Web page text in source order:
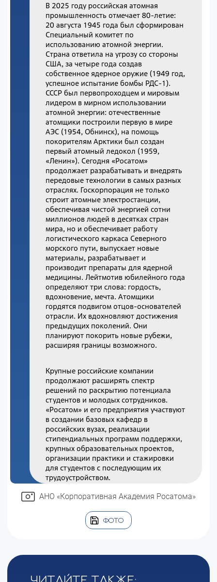
В 2025 году российская атомная
промышленность отмечает 80-летие:
20 августа 1945 года был сформирован
Специальный комитет по
использованию атомной энергии.
Страна ответила на угрозу со стороны
США, за четыре года создав
собственное ядерное оружие (1949 год,
успешное испытание бомбы РДС-1).
СССР был первопроходцем и мировым
лидером в мирном использовании
атомной энергии: отечественные
атомщики построили первую в мире
АЭС (1954, Обнинск), на помощь
покорителям Арктики был создан
первый атомный ледокол (1959,
«Ленин»). Сегодня «Росатом»
продолжает разрабатывать и внедрять
передовые технологии в самых разных
отраслях. Госкорпорация не только
строит атомные электростанции,
обеспечивая чистой энергией сотни
миллионов людей в десятках стран
мира, но и обеспечивает работу
логистического каркаса Северного
морского пути, выпускает новые
материалы, разрабатывает и
производит препараты для ядерной
медицины. Лейтмотив юбилейного года
определяют три слова: гордость,
вдохновение, мечта. Атомщики
гордятся подвигом отцов-основателей
отрасли. Их вдохновляют достижения
предыдущих поколений. Они
планируют покорить новые рубежи,
расширяя границы возможного.
Крупные российские компании
продолжают расширять спектр
решений по раскрытию потенциала
студентов и молодых сотрудников.
«Росатом» и его предприятия участвуют
в создании базовых кафедр в
российских вузах, реализации
стипендиальных программ поддержки,
крупных образовательных проектов,
организации практики и стажировки
для студентов с последующим их
трудоустройством.
АНО «Корпоративная Академия Росатома»
ФОТО